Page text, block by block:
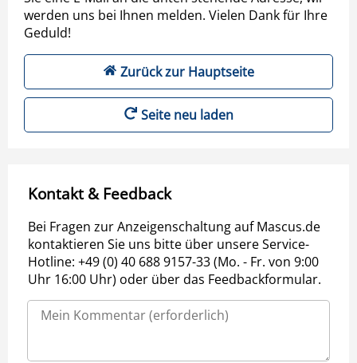
werden uns bei Ihnen melden. Vielen Dank für Ihre
Geduld!
Zurück zur Hauptseite
Seite neu laden
Kontakt & Feedback
Bei Fragen zur Anzeigenschaltung auf Mascus.de
kontaktieren Sie uns bitte über unsere Service-
Hotline: +49 (0) 40 688 9157-33 (Mo. - Fr. von 9:00
Uhr 16:00 Uhr) oder über das Feedbackformular.